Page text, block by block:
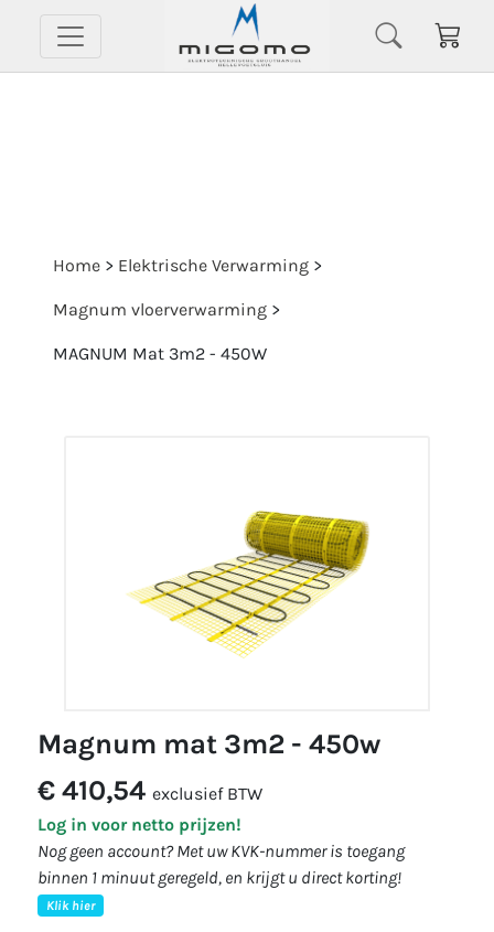
Home > Elektrische Verwarming >
Magnum vloerverwarming >
MAGNUM Mat 3m2 - 450W
magnum mat 3m2 - 450w
€ 410,54 exclusief BTW
Log in voor netto prijzen!
Nog geen account? Met uw KVK-nummer is toegang
binnen 1 minuut geregeld, en krijgt u direct korting!
Klik hier